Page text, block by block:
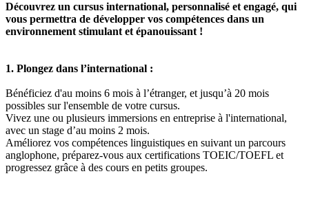
Découvrez un cursus international, personnalisé et engagé, qui
vous permettra de développer vos compétences dans un
environnement stimulant et épanouissant !
1. Plongez dans l’international :
Bénéficiez d'au moins 6 mois à l’étranger, et jusqu’à 20 mois
possibles sur l'ensemble de votre cursus.
Vivez une ou plusieurs immersions en entreprise à l'international,
avec un stage d’au moins 2 mois.
Améliorez vos compétences linguistiques en suivant un parcours
anglophone, préparez-vous aux certifications TOEIC/TOEFL et
progressez grâce à des cours en petits groupes.